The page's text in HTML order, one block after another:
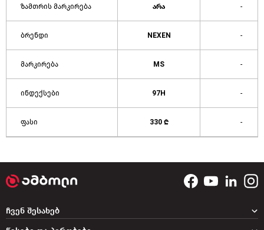
ზამთრის მარკირება არა -
ბრენდი NEXEN -
მარკირება MS -
ინდექსები 97H -
ფასი 330 ₾ -
ჩვენ შესახებ